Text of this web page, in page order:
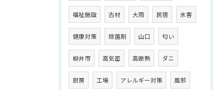
福祉施設 古材 大雨 民宿 水害
健康対策 除菌剤 山口 匂い
柳井市 高気密 高断熱 ダニ
厨房 工場 アレルギー対策 風邪